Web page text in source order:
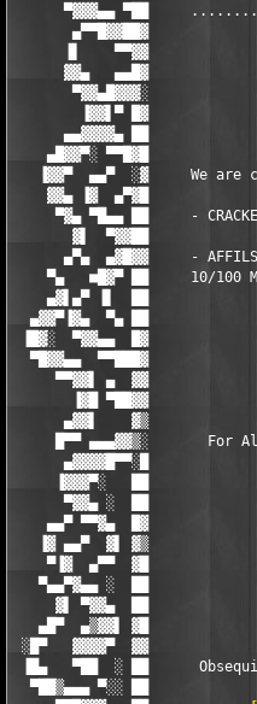
▀▓▓▓▄▄ ▀██
▄▀▀█▓▓██▓
▐▌    ▀▀▓▓
▓▓▄   ▄▄█▓
▀▓▓▄█▓▓▓░
▐▓▓▌▀ █▓
▄▄▓▓▓▓▄ ██
▄█▓▓▀░ ▀▀█▓█
▐▓▓▀  ▄▄▀  ░▓     We are
▓▓▄ ▐▓  ▄▀▓█
▀▓▄ ▀█▄▄ ██     -
▓▌  ▀▓▓██
▄▀▄  ▄▓█▓▓     -
▀▄   ■█▓▀ ██     10/100
▄▓▌▄▀ ▐▌  ██
▄▓▓▀▐▓▄  ▀▄ ██
▐█▓░  ▀▓▓▄▄  █▓
▀█▓▓▄▄  ▀▀███▓
▀▀▓▓▌ ▄  ▓▓
▐▓█ ▀██▓▓
▄▓▓▌    ▓▒
█▀▀ ▄▄▄▓▓▒░       For
▄▓▓▓▓█▀▀░█
▐▓▓▓▀░   ██
▀▓▓▄ ░  ██
▄▄▀ ▀▀▓▄  █▓
▐▓ ▄▄▀  ▓▌ ▓▒
▀▐▓  ▄▀▀  ▓█
▀▄▄▀▓▄▄ ░  ██
▓▌ ▀▓▓▄  ██
▄█▀  ▄▒▓▓▌ ▓█
░█▀   ▓▓▓▓▀  ▓▓
▐█▄   ▀██  ░ ██
▀██▒▄▄▄ ▀░░ ██